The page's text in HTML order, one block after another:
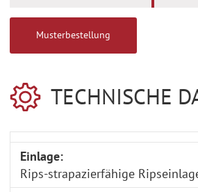
Musterbestellung
TECHNISCHE
Einlage:
Rips-strapazierfähige